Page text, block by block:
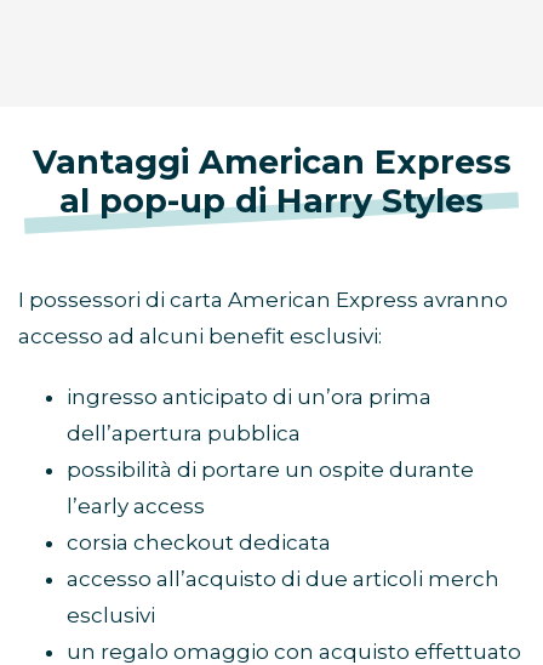
Vantaggi American Express
al pop-up di Harry Styles
I possessori di carta American Express avranno
accesso ad alcuni benefit esclusivi:
ingresso anticipato di un’ora prima
dell’apertura pubblica
possibilità di portare un ospite durante
l’early access
corsia checkout dedicata
accesso all’acquisto di due articoli merch
esclusivi
un regalo omaggio con acquisto effettuato